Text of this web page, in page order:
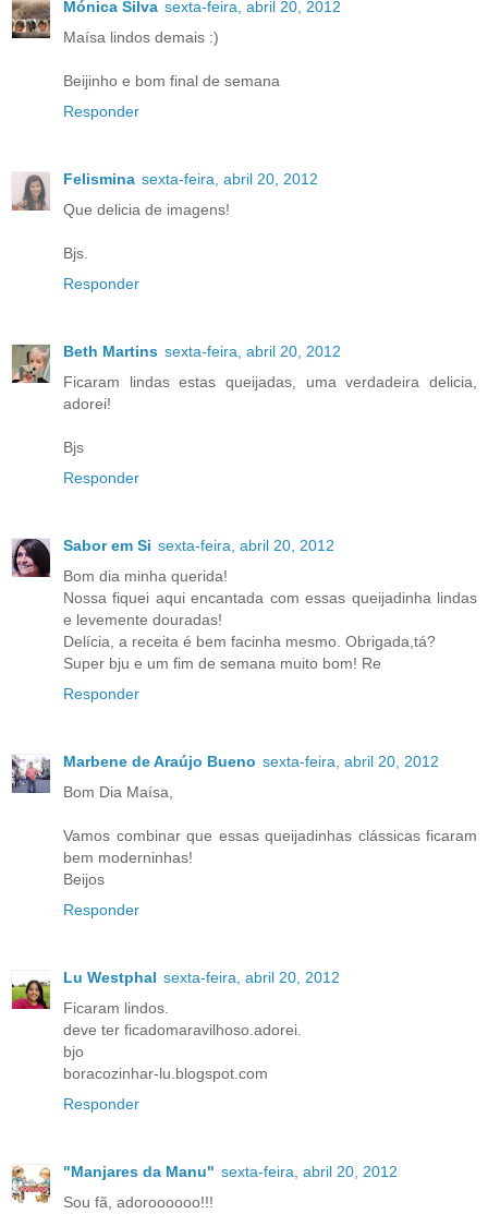
Mónica Silva sexta-feira, abril 20, 2012
Maísa lindos demais :)
Beijinho e bom final de semana
Responder
Felismina sexta-feira, abril 20, 2012
Que delicia de imagens!
Bjs.
Responder
Beth Martins sexta-feira, abril 20, 2012
Ficaram lindas estas queijadas, uma verdadeira delicia,
adorei!
Bjs
Responder
Sabor em Si sexta-feira, abril 20, 2012
Bom dia minha querida!
Nossa fiquei aqui encantada com essas queijadinha lindas
e levemente douradas!
Delícia, a receita é bem facinha mesmo. Obrigada,tá?
Super bju e um fim de semana muito bom! Re
Responder
Marbene de Araújo Bueno sexta-feira, abril 20, 2012
Bom Dia Maísa,
Vamos combinar que essas queijadinhas clássicas ficaram
bem moderninhas!
Beijos
Responder
Lu Westphal sexta-feira, abril 20, 2012
Ficaram lindos.
deve ter ficadomaravilhoso.adorei.
bjo
boracozinhar-lu.blogspot.com
Responder
"Manjares da Manu" sexta-feira, abril 20, 2012
Sou fã, adoroooooo!!!